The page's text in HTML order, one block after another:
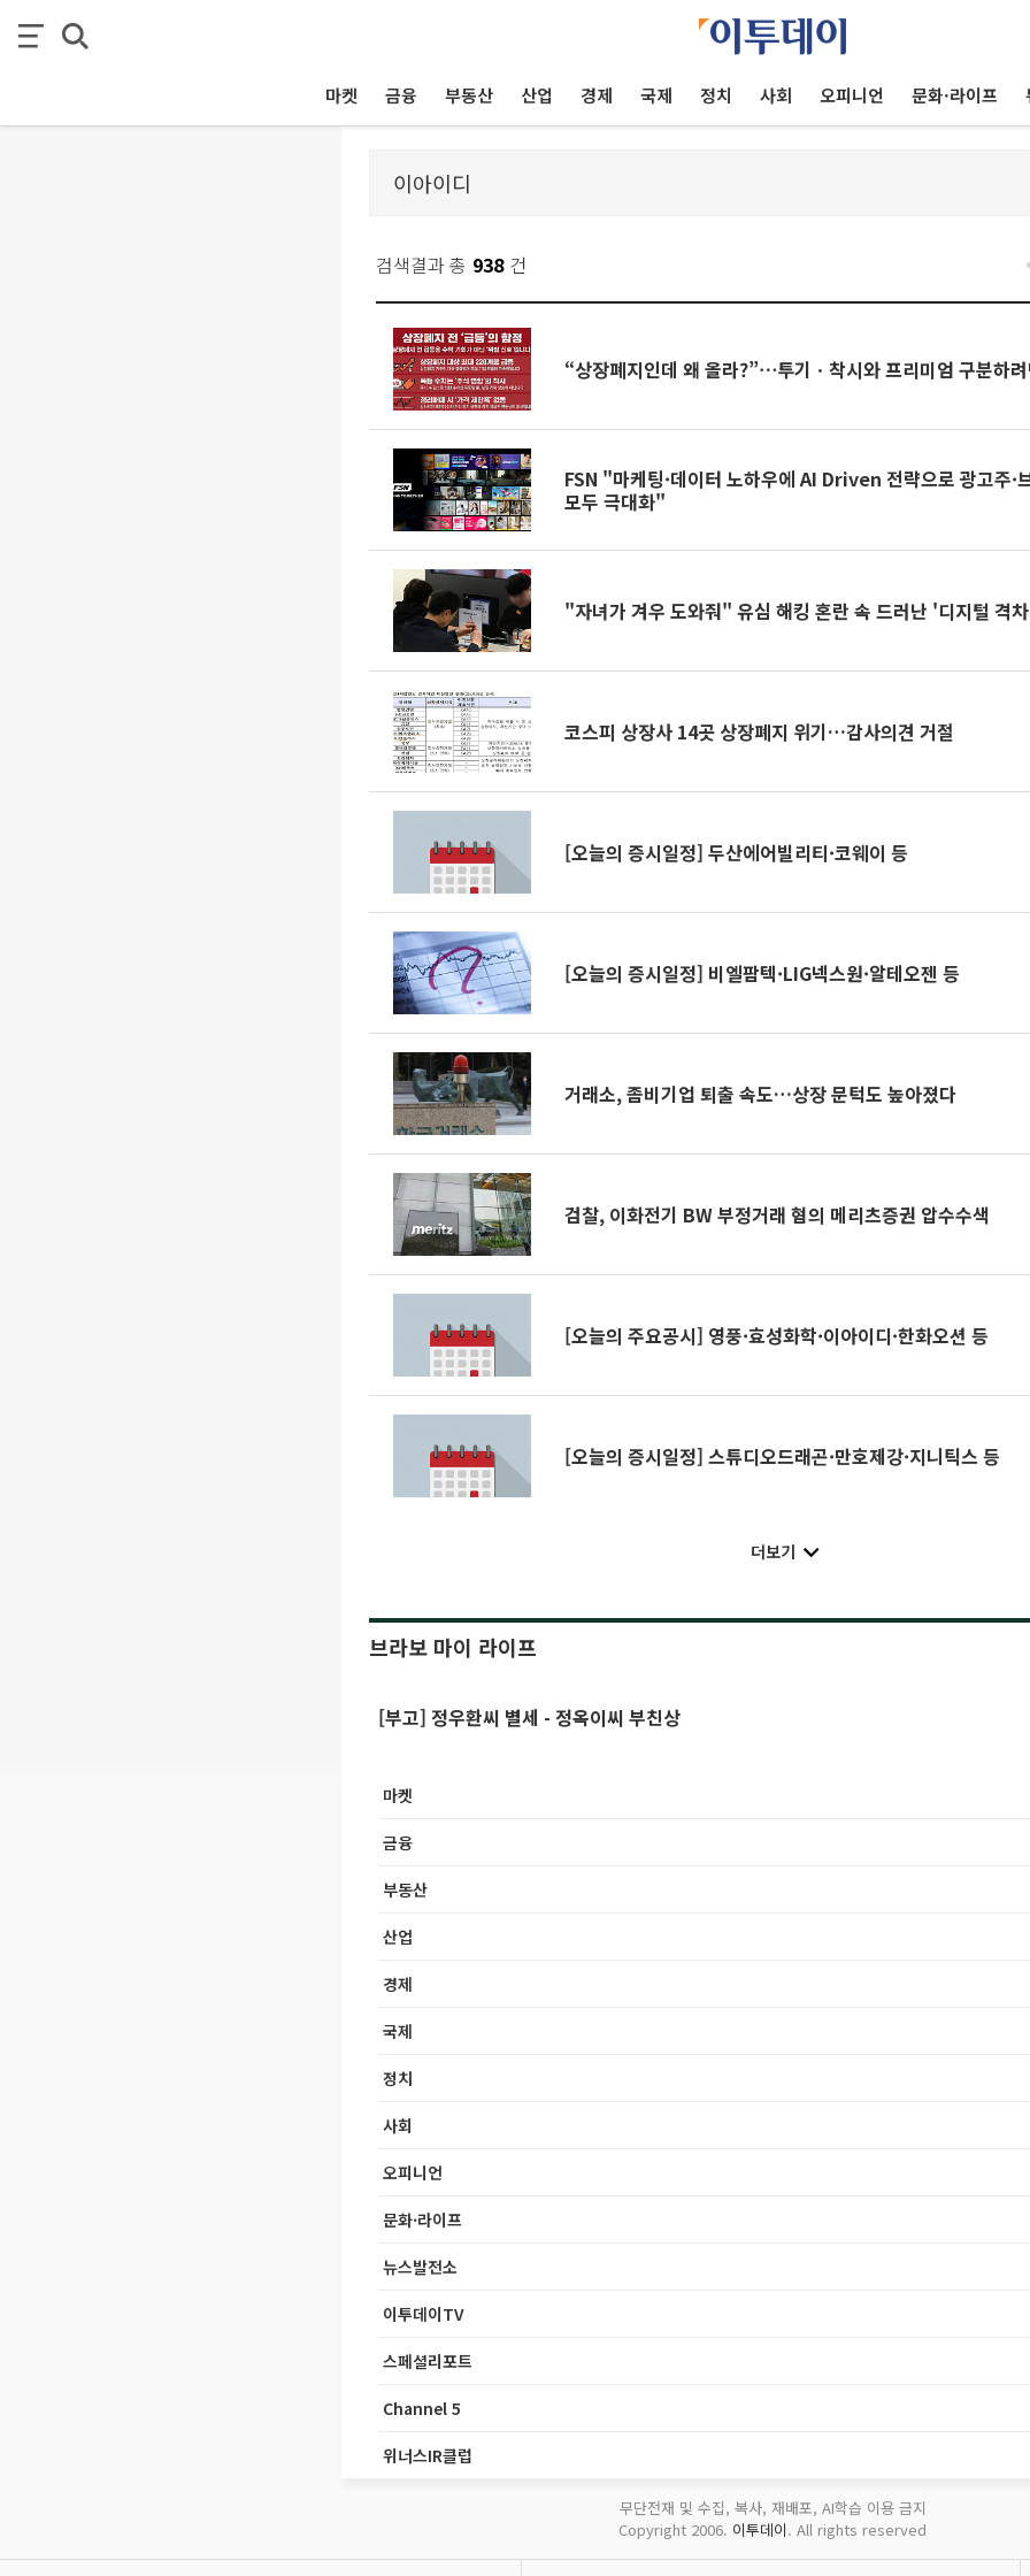
마켓 금융 부동산 산업 경제 국제 정치 사회 오피니언 문화·라이프
검색결과 총 938 건
“상장폐지인데 왜 올라?”⋯투기ㆍ착시와 프리미엄 구분하
FSN "마케팅·데이터 노하우에 AI Driven 전략으로 광고주·
모두 극대화"
"자녀가 겨우 도와줘" 유심 해킹 혼란 속 드러난 '디지털 격
코스피 상장사 14곳 상장폐지 위기…감사의견 거절
[오늘의 증시일정] 두산에어빌리티·코웨이 등
[오늘의 증시일정] 비엘팜텍·LIG넥스원·알테오젠 등
거래소, 좀비기업 퇴출 속도…상장 문턱도 높아졌다
검찰, 이화전기 BW 부정거래 혐의 메리츠증권 압수수색
[오늘의 주요공시] 영풍·효성화학·이아이디·한화오션 등
[오늘의 증시일정] 스튜디오드래곤·만호제강·지니틱스 등
더보기
브라보 마이 라이프
[부고] 정우환씨 별세 - 정옥이씨 부친상
마켓
금융
부동산
산업
경제
국제
정치
사회
오피니언
문화·라이프
뉴스발전소
이투데이TV
스페셜리포트
Channel 5
위너스IR클럽
무단전재 및 수집, 복사, 재배포, AI학습 이용 금지
Copyright 2006. 이투데이. All rights reserved